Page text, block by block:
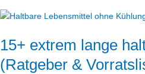
sollten
15+ extrem lange
(Ratgeber &